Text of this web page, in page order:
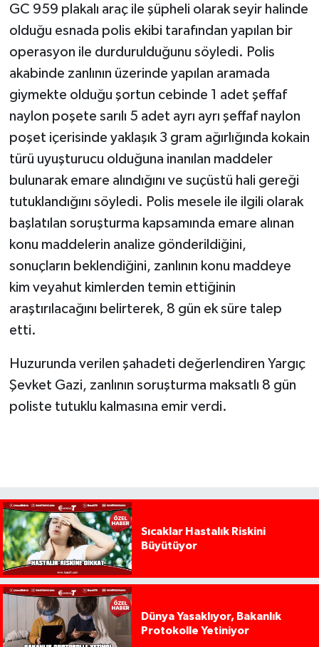
GC 959 plakalı araç ile şüpheli olarak seyir halinde
olduğu esnada polis ekibi tarafından yapılan bir
operasyon ile durdurulduğunu söyledi. Polis
akabinde zanlının üzerinde yapılan aramada
giymekte olduğu şortun cebinde 1 adet şeffaf
naylon poşete sarılı 5 adet ayrı ayrı şeffaf naylon
poşet içerisinde yaklaşık 3 gram ağırlığında kokain
türü uyuşturucu olduğuna inanılan maddeler
bulunarak emare alındığını ve suçüstü hali gereği
tutuklandığını söyledi. Polis mesele ile ilgili olarak
başlatılan soruşturma kapsamında emare alınan
konu maddelerin analize gönderildiğini,
sonuçların beklendiğini, zanlının konu maddeye
kim veyahut kimlerden temin ettiğinin
araştırılacağını belirterek, 8 gün ek süre talep
etti.
Huzurunda verilen şahadeti değerlendiren Yargıç
Şevket Gazi, zanlının soruşturma maksatlı 8 gün
poliste tutuklu kalmasına emir verdi.
Sıcaklar Hastalık Riskini
Büyütüyor
Dünya Yasaklıyor, Bakanlık
Protokolle Yetiniyor